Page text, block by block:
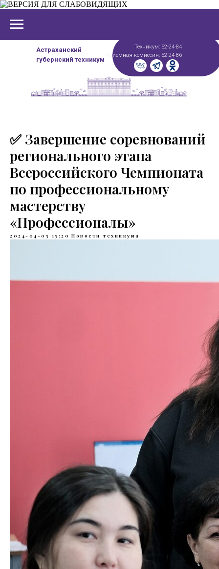
Астраханский
губернский техникум
Техникум: 52-24-84
Приемная комиссия: 52-24-86
✅ Завершение соревнований
регионального этапа
Всероссийского Чемпионата
по профессиональному
мастерству
«Профессионалы»
2024-04-05 15:20 Новости техникума